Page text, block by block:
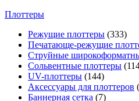
Плоттеры
Режущие плоттеры (333)
Печатающе-режущие
Струйные
Сольвентные плоттеры
UV-плоттеры (144)
Аксессуары для плоттеров
Баннерная сетка (7)